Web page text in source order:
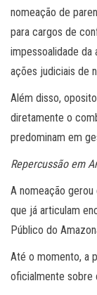
nomeação de
para cargos de
impessoalidade da
ações judiciais de
Além disso,
diretamente o
predominam em
Repercussão em
A nomeação
que já articulam
Público do
Até o momento, a
oficialmente sobre